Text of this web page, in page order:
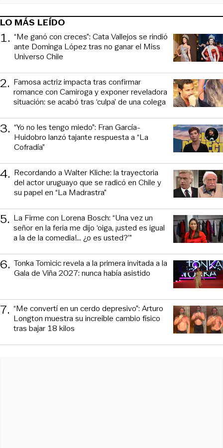
LO MÁS LEÍDO
1. “Me ganó con creces”: Cata Vallejos se rindió
ante Dominga López tras no ganar el Miss
Universo Chile
2. Famosa actriz impacta tras confirmar
romance con Camiroga y exponer reveladora
situación: se acabó tras ‘culpa’ de una colega
3. “Yo no les tengo miedo”: Fran García-
Huidobro lanzó tajante respuesta a “La
Cofradía”
4. Recordando a Walter Kliche: la trayectoria
del actor uruguayo que se radicó en Chile y
su papel en “La Madrastra”
5. La Firme con Lorena Bosch: “Una vez un
señor en la feria me dijo ‘oiga, ¡usted es igual
a la de la comedia!... ¿o es usted?’”
6. Tonka Tomicic revela a la primera invitada a la
Gala de Viña 2027: nunca había asistido
7. “Me convertí en un cerdo depresivo”: Arturo
Longton muestra su increíble cambio físico
tras bajar 18 kilos